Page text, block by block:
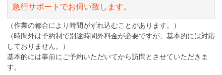
急行サポートでお伺い致します。
（作業の都合により時間がずれ込むことがあります。）
（時間外は予約制で別途時間外料金が必要ですが、基本的には対応
しておりません。）
基本的には事前にご予約いただいてから訪問とさせていただきま
す。